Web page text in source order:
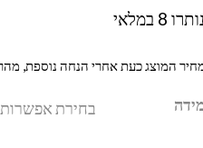
נותרו 8 במלאי
המוצג כעת אחרי הנחה נוספת,